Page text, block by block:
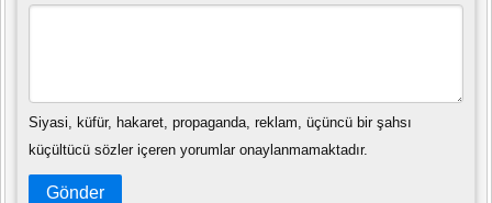
Siyasi, küfür, hakaret, propaganda, reklam, üçüncü bir şahsı
küçültücü sözler içeren yorumlar onaylanmamaktadır.
Gönder